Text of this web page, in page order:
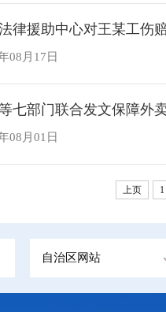
律援助中心对王某工伤
08月17日
七部门联合发文保障外
08月01日
上页 1
自治区网站